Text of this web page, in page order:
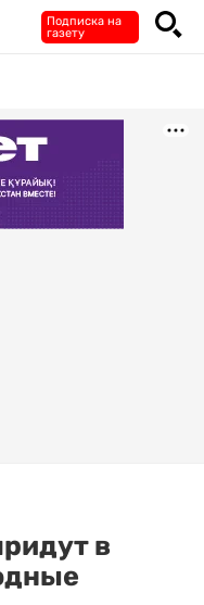
Подписка на
газету
в